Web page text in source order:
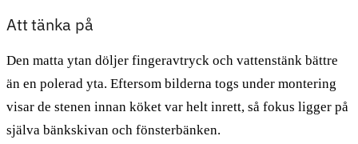
Att tänka på
Den matta ytan döljer fingeravtryck och vattenstänk bättre
än en polerad yta. Eftersom bilderna togs under montering
visar de stenen innan köket var helt inrett, så fokus ligger på
själva bänkskivan och fönsterbänken.